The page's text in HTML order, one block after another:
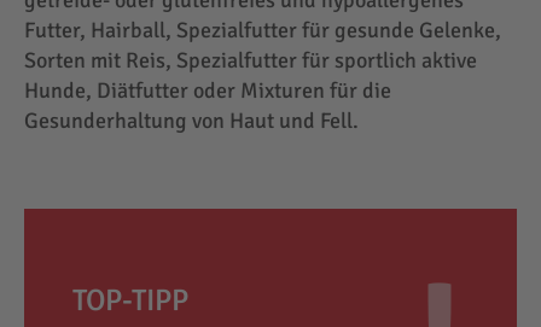
Futter, Hairball, Spezialfutter für gesunde Gelenke,
Sorten mit Reis, Spezialfutter für sportlich aktive
Hunde, Diätfutter oder Mixturen für die
Gesunderhaltung von Haut und Fell.
TOP-TIPP